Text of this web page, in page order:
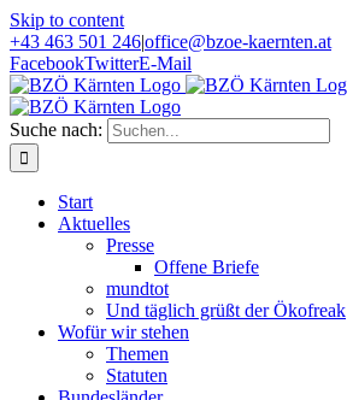
Skip to content
+43 463 501 246|office@bzoe-kaernten.at
FacebookTwitterE-Mail
Suche nach:
Start
Aktuelles
Presse
Offene Briefe
mundtot
Und täglich grüßt der Ökofreak
Wofür wir stehen
Themen
Statuten